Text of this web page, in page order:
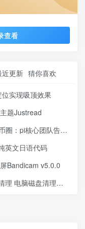
查看
近更新 猜你喜欢
实现吸顶效果
题Justread
诉世界pi超越了比特币以太坊！
英文日语代码
Bandicam v5.0.0
脑磁盘清理详细方法